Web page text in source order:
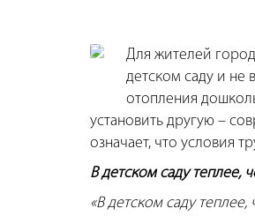
Для жителей
детском саду и не
отопления
установить другую –
означает, что условия
В детском саду теплее,
«В детском саду